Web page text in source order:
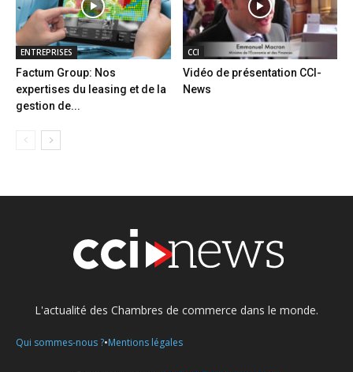
ENTREPRISES
Factum Group: Nos
expertises du leasing et de la
gestion de...
CCI
Vidéo de présentation CCI-
News
L'actualité des Chambres de commerce dans le monde.
Qui sommes-nous ?•Mentions légales